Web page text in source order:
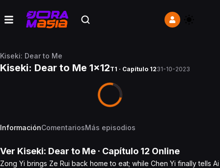
Kiseki: Dear to Me
Kiseki: Dear to Me 1x12T1 · Capítulo 1231-10-2023
InformaciónComentariosMás episodios
Ver Kiseki: Dear to Me · Capítulo 12 Online
Zong Yi brings Ze Rui back home to eat; while Chen Yi finally tells Ai